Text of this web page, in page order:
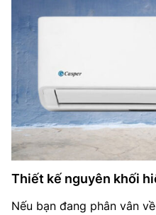
Thiết kế nguyên khối
Nếu bạn đang phân vân